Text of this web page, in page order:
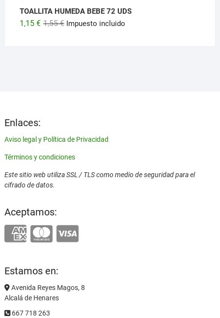
TOALLITA HUMEDA BEBE 72 UDS
1,55€ El
1,15 €
ElImpuesto incluido
Enlaces:
Aviso legal y Política de Privacidad
Términos y condiciones
Este sitio web utiliza SSL / TLS como medio de seguridad para el
cifrado de datos.
Aceptamos:
Estamos en:
Avenida Reyes Magos, 8
Alcalá de Henares
667 718 263